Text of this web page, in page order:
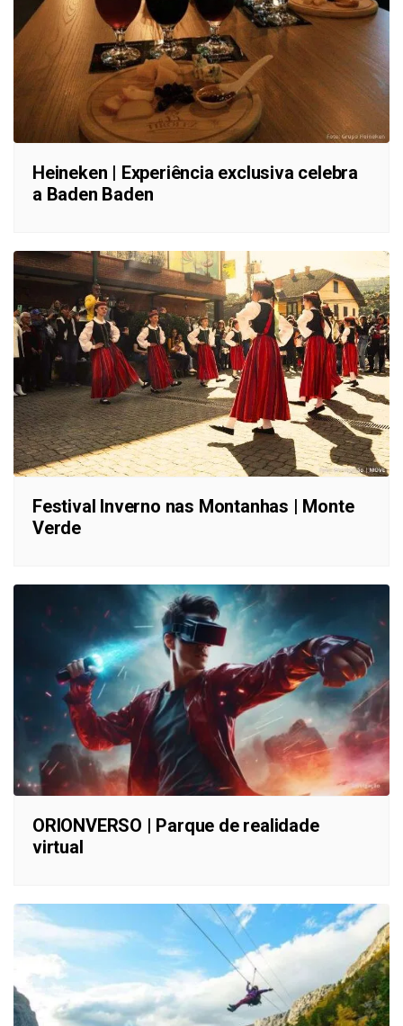
Heineken | Experiência exclusiva celebra
a Baden Baden
Festival Inverno nas Montanhas | Monte
Verde
ORIONVERSO | Parque de realidade
virtual